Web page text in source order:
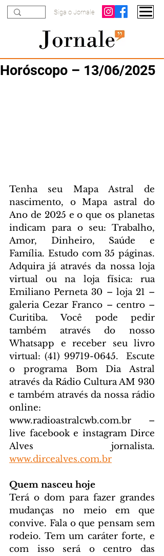
Siga o Jornale
Horóscopo – 13/06/2025
Tenha seu Mapa Astral de
nascimento, o Mapa astral do
Ano de 2025 e o que os planetas
indicam para o seu: Trabalho,
Amor, Dinheiro, Saúde e
Família. Estudo com 35 páginas.
Adquira já através da nossa loja
virtual ou na loja física: rua
Emiliano Perneta 30 – loja 21 –
galeria Cezar Franco – centro –
Curitiba. Você pode pedir
também através do nosso
Whatsapp e receber seu livro
virtual: (41) 99719-0645.
Escute
o programa Bom Dia Astral
através da Rádio Cultura AM 930
e também através da nossa rádio
www.radioastralcwb.com.br –
live facebook e instagram Dirce
www.dircealves.com.br
Quem nasceu hoje
Terá o dom para fazer grandes
mudanças no meio em que
convive. Fala o que pensam sem
rodeio. Tem um caráter forte, e
com isso será o centro das